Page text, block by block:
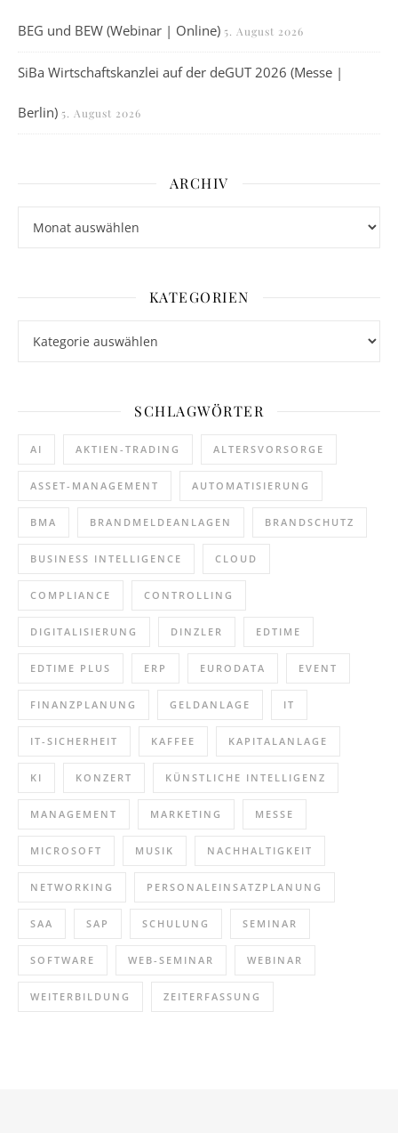
BEG und BEW (Webinar | Online) 5. August 2026
SiBa Wirtschaftskanzlei auf der deGUT 2026 (Messe |
Berlin) 5. August 2026
ARCHIV
KATEGORIEN
SCHLAGWÖRTER
AI AKTIEN-TRADING ALTERSVORSORGE
ASSET-MANAGEMENT AUTOMATISIERUNG
BMA BRANDMELDEANLAGEN BRANDSCHUTZ
BUSINESS INTELLIGENCE CLOUD
COMPLIANCE CONTROLLING
DIGITALISIERUNG DINZLER EDTIME
EDTIME PLUS ERP EURODATA EVENT
FINANZPLANUNG GELDANLAGE IT
IT-SICHERHEIT KAFFEE KAPITALANLAGE
KI KONZERT KÜNSTLICHE INTELLIGENZ
MANAGEMENT MARKETING MESSE
MICROSOFT MUSIK NACHHALTIGKEIT
NETWORKING PERSONALEINSATZPLANUNG
SAA SAP SCHULUNG SEMINAR
SOFTWARE WEB-SEMINAR WEBINAR
WEITERBILDUNG ZEITERFASSUNG